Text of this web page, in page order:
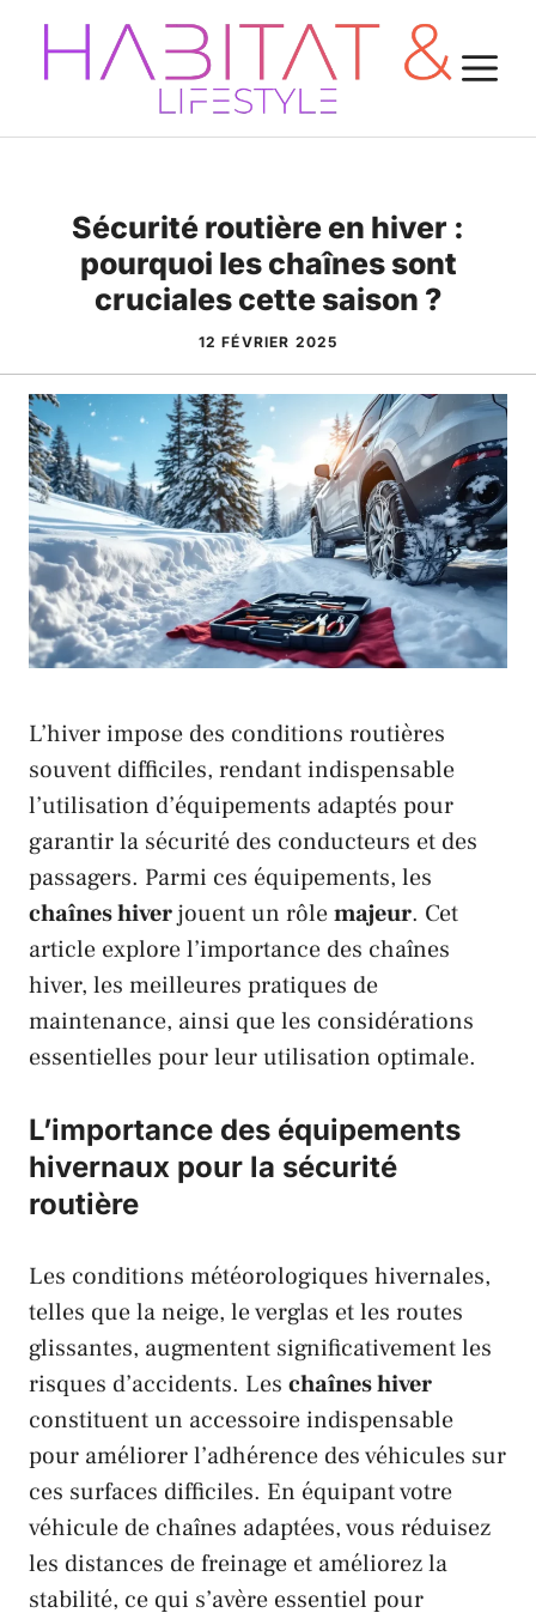
Aller
contenu
Sécurité routière en hiver :
pourquoi les chaînes sont
cruciales cette saison ?
12 FÉVRIER 2025
L’hiver impose des conditions routières
souvent difficiles, rendant indispensable
l’utilisation d’équipements adaptés pour
garantir la sécurité des conducteurs et des
passagers. Parmi ces équipements, les
chaînes hiverjouent un rôlemajeur. Cet
article explore l’importance des chaînes
hiver, les meilleures pratiques de
maintenance, ainsi que les considérations
essentielles pour leur utilisation optimale.
L’importance des équipements
hivernaux pour la sécurité
routière
Les conditions météorologiques hivernales,
telles que la neige, leverglas et les routes
glissantes, augmentent significativement les
risques d’accidents. Les chaînes hiver
constituent un accessoire indispensable
pour améliorer l’adhérence des véhicules sur
ces surfaces difficiles. En équipant votre
véhicule de chaînes adaptées, vous réduisez
les distances de freinage et améliorez la
stabilité, ce qui s’avère essentiel pour